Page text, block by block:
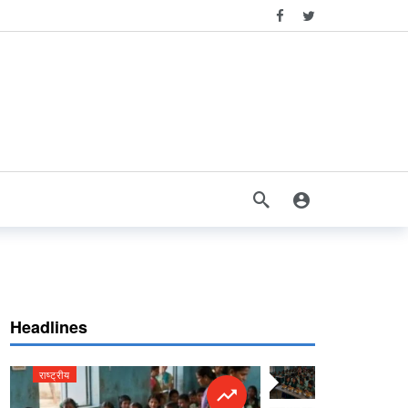
Headlines
राष्ट्रीय राष्ट्रीय